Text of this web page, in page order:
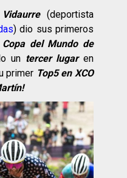
(deportista
) dio sus primeros
del Mundo de
un tercer lugaren
primer Top5 en XCO